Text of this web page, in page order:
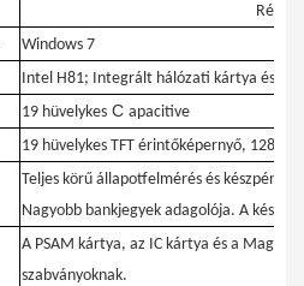
Windows 7
Intel H81; Integrált hálózati kártya és
19 hüvelykes C apacitive
19 hüvelykes TFT érintőképernyő,
Teljes körű állapotfelmérés és
Nagyobb bankjegyek adagolója. A
A PSAM kártya, az IC kártya és a
szabványoknak.